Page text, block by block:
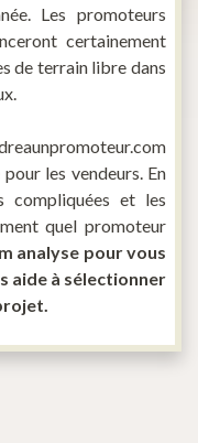
Les promoteurs
certainement
de terrain libre dans
les vendeurs. En
compliquées et les
quel promoteur
analyse pour vous
aide à sélectionner